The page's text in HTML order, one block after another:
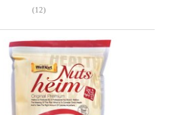
(12)